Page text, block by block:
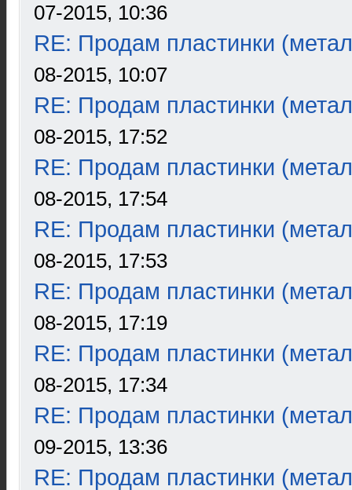
07-2015, 10:36
RE: Продам пластинки
08-2015, 10:07
RE: Продам пластинки
08-2015, 17:52
RE: Продам пластинки
08-2015, 17:54
RE: Продам пластинки
08-2015, 17:53
RE: Продам пластинки
08-2015, 17:19
RE: Продам пластинки
08-2015, 17:34
RE: Продам пластинки
09-2015, 13:36
RE: Продам пластинки